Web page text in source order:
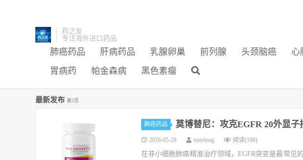
药之友
专注海外进口药品
肺癌药品 肝病药品 乳腺卵巢 前列腺 头颈脑癌 心
胃病药
帕金森病 黑色素瘤
最新发布 第2页
肺癌药品 莫博替尼：攻克EGFR 20外显
2026-05-28 tonylong 阅读(168)
在非小细胞肺癌精准治疗领域，EGFR突变是最常见